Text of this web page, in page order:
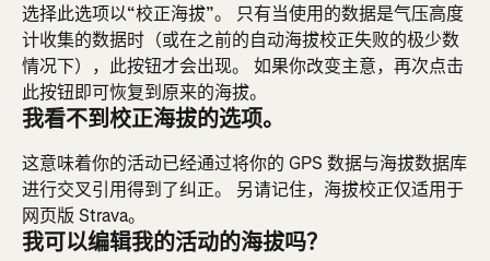
选择此选项以“校正海拔”。 只有当使用的数据是气压高度
计收集的数据时（或在之前的自动海拔校正失败的极少数
情况下），此按钮才会出现。 如果你改变主意，再次点击
此按钮即可恢复到原来的海拔。
我看不到校正海拔的选项。
这意味着你的活动已经通过将你的 GPS 数据与海拔数据库
进行交叉引用得到了纠正。 另请记住，海拔校正仅适用于
网页版 Strava。
我可以编辑我的活动的海拔吗？